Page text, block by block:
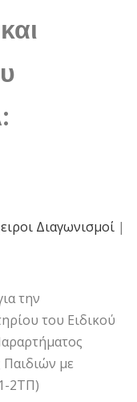
Διαγωνισμοί |
την
του Ειδικού
με
2ΤΠ)